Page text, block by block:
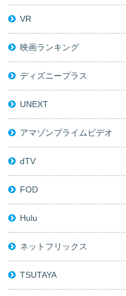
VR
映画ランキング
ディズニープラス
UNEXT
アマゾンプライムビデオ
dTV
FOD
Hulu
ネットフリックス
TSUTAYA